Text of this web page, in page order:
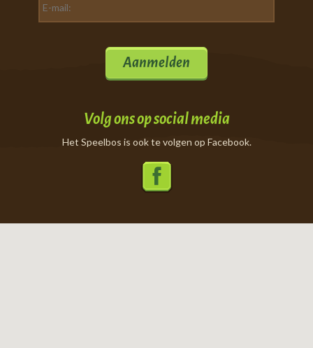
Aanmelden
Volg ons op social media
Het Speelbos is ook te volgen op Facebook.